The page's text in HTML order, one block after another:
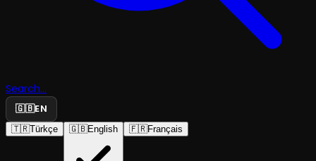
Search...
🇬🇧EN
🇹🇷Türkçe 🇬🇧English 🇫🇷Français